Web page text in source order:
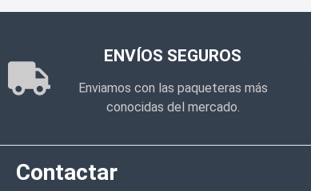
ENVÍOS SEGUROS
Enviamos con las paqueteras más
conocidas del mercado.
Contactar